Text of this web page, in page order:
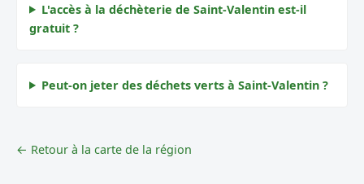
L'accès à la déchèterie de Saint-Valentin est-il
gratuit ?
Peut-on jeter des déchets verts à Saint-Valentin ?
← Retour à la carte de la région